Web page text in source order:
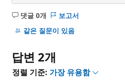
댓글 0개
설
명
음
보고서
같은 질문이 있음
답변 2개
정렬 기준: 가장 유용함